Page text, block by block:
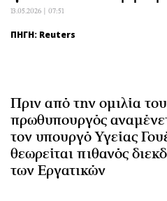
Αθλητισμός
Κύπρος
Οικονομική
Οικονομία
Real Estate
Επιχειρήσεις
13.05.2026 | 07:51
ΠΗΓΗ: Reuters
Πριν από την ομιλία
πρωθυπουργός
τον υπουργό Υγείας
θεωρείται πιθανός
των Εργατικών